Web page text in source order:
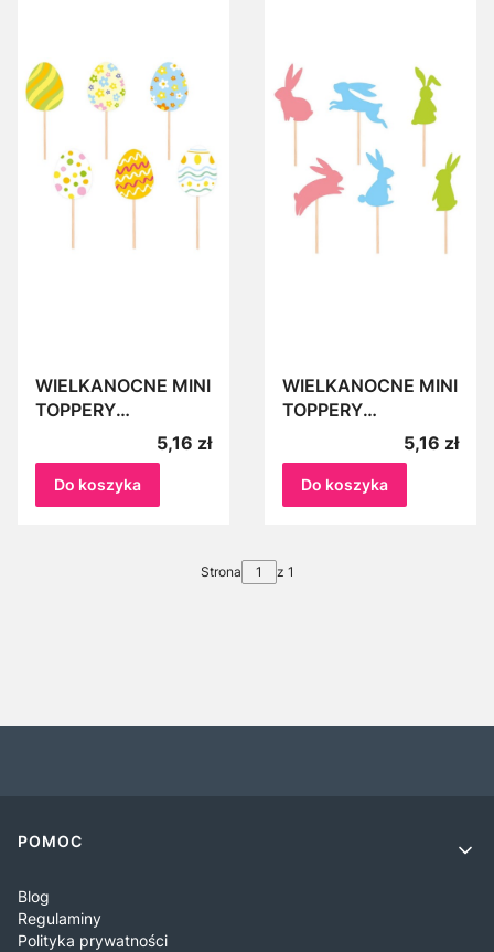
WIELKANOCNE MINI
TOPPERY
PISANKI, jajka 6szt
do ciast, babeczek,
muffinów
Cena
5,16 zł
Do koszyka
WIELKANOCNE MINI
TOPPERY
ZAJĄCZKI, zające
6szt do ciast,
babeczek, muffinów
Cena
5,16 zł
Do koszyka
Strona z 1
Linki w stopce
POMOC
Blog
Regulaminy
Polityka prywatności